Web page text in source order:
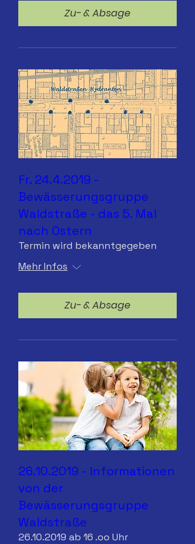
Zu- & Absage
Fr. 24.4.2019 -
Bewässerungsgruppe
Waldstraße - das 5. Mal
nach Ostern
Termin wird bekanntgegeben
Mehr Infos
Zu- & Absage
26.10.2019 - Informationen
von der
Bewässerungsgruppe
Waldstraße
26.10.2019 ab 16 .oo Uhr